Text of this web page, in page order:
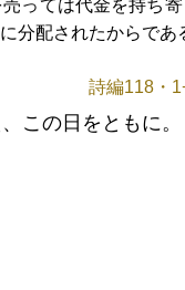
っては代金を持ち
分配されたからであ
詩編118・
この日をともに。